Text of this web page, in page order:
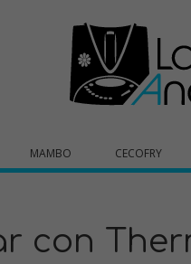
MAMBO CECOFRY
con